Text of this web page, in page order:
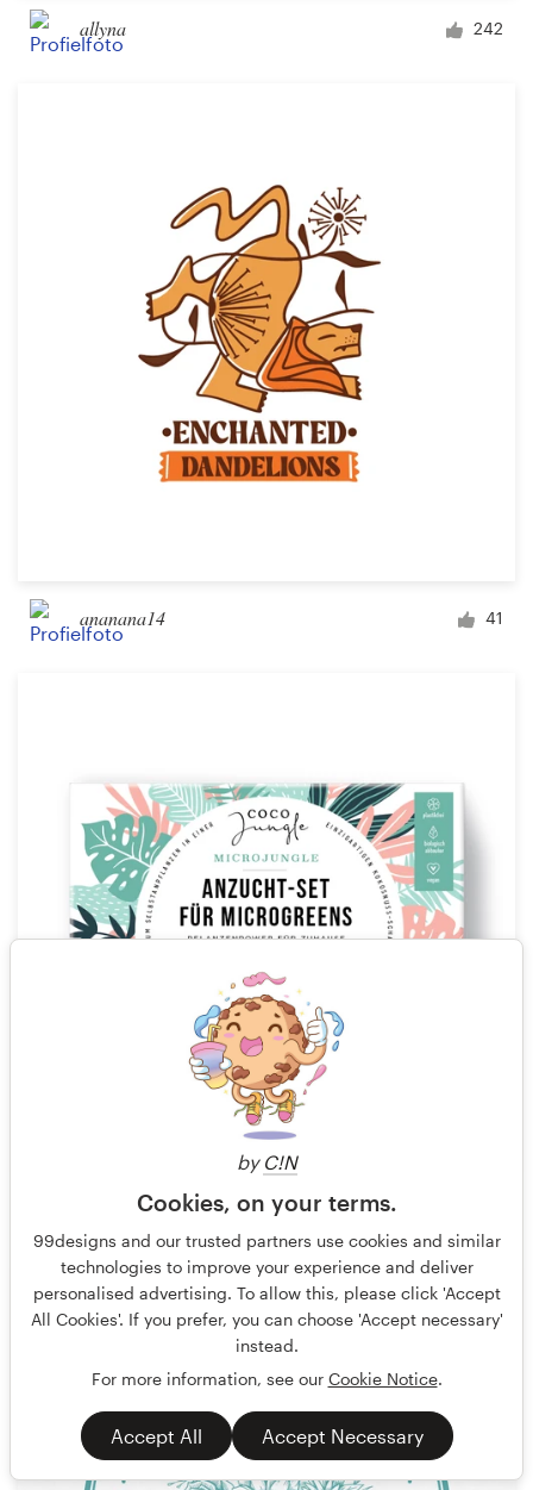
by C!N
Cookies, on your terms.
99designs and our trusted partners use cookies and similar
technologies to improve your experience and deliver
personalised advertising. To allow this, please click 'Accept
All Cookies'. If you prefer, you can choose 'Accept necessary'
instead.
For more information, see our Cookie Notice.
Accept All Accept Necessary
allyna 242
ananana14 41
Pepper Pack Design